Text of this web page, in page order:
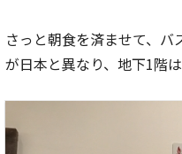
さっと朝食を済ませて、
が日本と異なり、地下1階